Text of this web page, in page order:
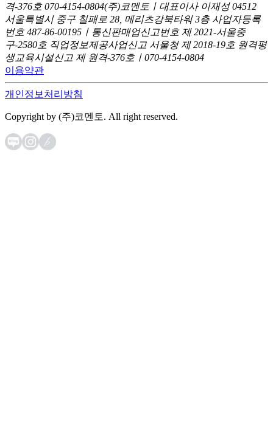
격-376호 070-4154-0804(주)코멘토ㅣ대표이사 이재성 04512
서울특별시 중구 칠패로 28, 메리츠강북타워 3층 사업자등록
번호 487-86-00195ㅣ통신판매업신고번호 제 2021-서울중
구-2580호 직업정보제공사업신고 서울청 제 2018-19호 원격평
생교육시설신고 제 원격-376호ㅣ070-4154-0804
이용약관
개인정보처리방침
Copyright by (주)코멘토. All right reserved.